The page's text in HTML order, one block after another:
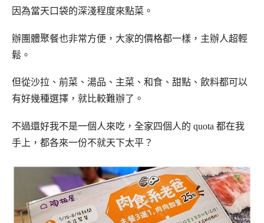
因為當天口袋的深淺程度來點菜。
辦團體聚餐也非常方便，大家的價格都一樣，主辦人超輕
鬆。
但從沙拉、前菜、湯品、主菜、和食、甜點、飲料都可以
有好幾種選擇，就比較難辦了。
不過還好我不是一個人來吃，全家四個人的 quota 都在我
手上，都各來一份不就天下太平？